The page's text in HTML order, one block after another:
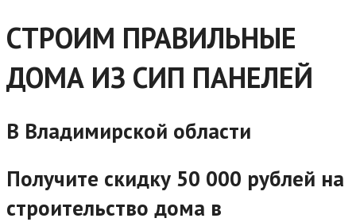
СТРОИМ ПРАВИЛЬНЫЕ
ДОМА ИЗ СИП ПАНЕЛЕЙ
В Владимирской области
Получите скидку 50 000 рублей на
строительство дома в